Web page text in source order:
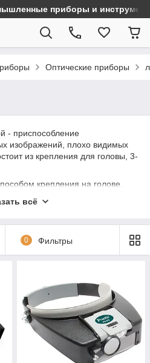
приборы и
Оптические приборы
- приспособление
изображений, плохо видимых
из крепления для головы, 3-
крепления на голове,
ознакомиться, выбрать и
доставкой по
всё
0 Фильтры